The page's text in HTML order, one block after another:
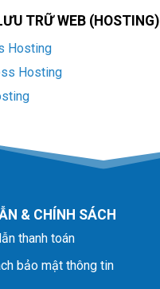
TRỮ WEB (HOSTING)
Hosting
Hosting
& CHÍNH SÁCH
thanh toán
bảo mật thông tin